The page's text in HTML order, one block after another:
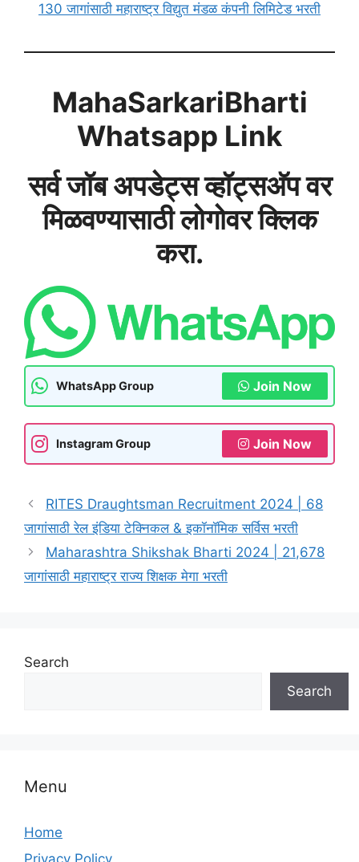
130 जागांसाठी महाराष्ट्र विद्युत मंडळ कंपनी लिमिटेड भरती
MahaSarkariBharti
Whatsapp Link
सर्व जॉब अपडेट्स व्हॉट्सअ‍ॅप वर
मिळवण्यासाठी लोगोवर क्लिक
करा.
WhatsApp Group Join Now
Instagram Group Join Now
RITES Draughtsman Recruitment 2024 | 68
जागांसाठी रेल इंडिया टेक्निकल & इकॉनॉमिक सर्विस भरती
Maharashtra Shikshak Bharti 2024 | 21,678
जागांसाठी महाराष्ट्र राज्य शिक्षक मेगा भरती
Search
Search
Menu
Home